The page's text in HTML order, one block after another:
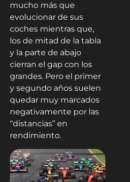
mucho más que
evolucionar de sus
coches mientras que,
los de mitad de la tabla
y la parte de abajo
cierran el gap con los
grandes. Pero el primer
y segundo años suelen
quedar muy marcados
negativamente por las
“distancias” en
rendimiento.